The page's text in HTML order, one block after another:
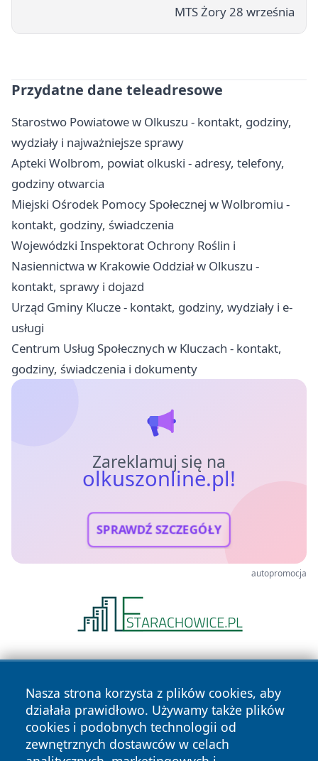
MTS Żory 28 września
Przydatne dane teleadresowe
Starostwo Powiatowe w Olkuszu - kontakt, godziny,
wydziały i najważniejsze sprawy
Apteki Wolbrom, powiat olkuski - adresy, telefony,
godziny otwarcia
Miejski Ośrodek Pomocy Społecznej w Wolbromiu -
kontakt, godziny, świadczenia
Wojewódzki Inspektorat Ochrony Roślin i
Nasiennictwa w Krakowie Oddział w Olkuszu -
kontakt, sprawy i dojazd
Urząd Gminy Klucze - kontakt, godziny, wydziały i e-
usługi
Centrum Usług Społecznych w Kluczach - kontakt,
godziny, świadczenia i dokumenty
Zareklamuj się na
olkuszonline.pl!
SPRAWDŹ SZCZEGÓŁY
autopromocja
Nasza strona korzysta z plików cookies, aby
działała prawidłowo. Używamy także plików
cookies i podobnych technologii od
zewnętrznych dostawców w celach
Copyright © 2026 olkuszonline.pl Wszystkie prawa